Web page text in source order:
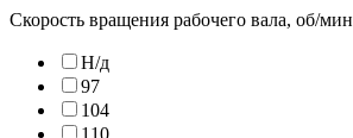
Скорость вращения рабочего вала, об/мин
Н/д
97
104
110